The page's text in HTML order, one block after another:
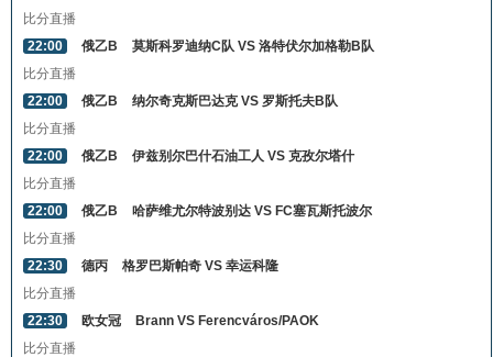
比分直播
22:00
俄乙B
莫斯科罗迪纳C队 VS 洛特伏尔加格勒B队
比分直播
22:00
俄乙B
纳尔奇克斯巴达克 VS 罗斯托夫B队
比分直播
22:00
俄乙B
伊兹别尔巴什石油工人 VS 克孜尔塔什
比分直播
22:00
俄乙B
哈萨维尤尔特波别达 VS FC塞瓦斯托波尔
比分直播
22:30
德丙
格罗巴斯帕奇 VS 幸运科隆
比分直播
22:30
欧女冠
Brann VS Ferencváros/PAOK
比分直播